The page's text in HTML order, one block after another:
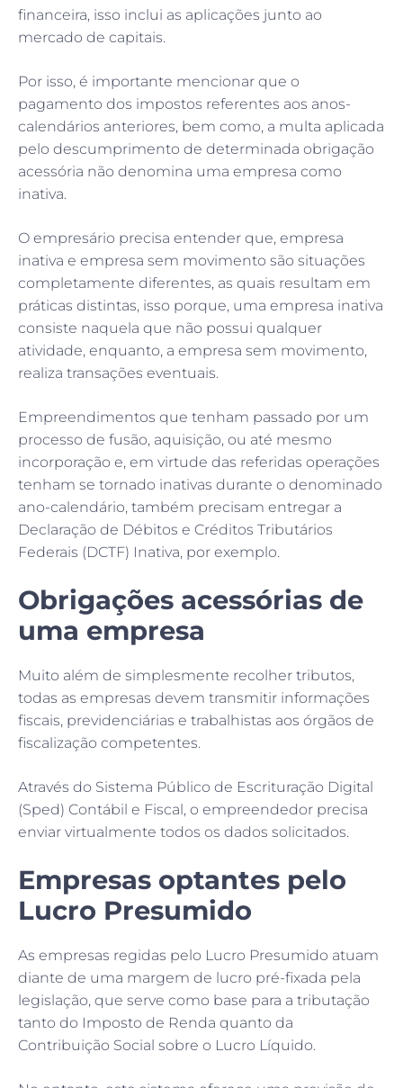
financeira, isso inclui as aplicações junto ao
mercado de capitais.
Por isso, é importante mencionar que o
pagamento dos impostos referentes aos anos-
calendários anteriores, bem como, a multa aplicada
pelo descumprimento de determinada obrigação
acessória não denomina uma empresa como
inativa.
O empresário precisa entender que, empresa
inativa e empresa sem movimento são situações
completamente diferentes, as quais resultam em
práticas distintas, isso porque, uma empresa inativa
consiste naquela que não possui qualquer
atividade, enquanto, a empresa sem movimento,
realiza transações eventuais.
Empreendimentos que tenham passado por um
processo de fusão, aquisição, ou até mesmo
incorporação e, em virtude das referidas operações
tenham se tornado inativas durante o denominado
ano-calendário, também precisam entregar a
Declaração de Débitos e Créditos Tributários
Federais (DCTF) Inativa, por exemplo.
Obrigações acessórias de
uma empresa
Muito além de simplesmente recolher tributos,
todas as empresas devem transmitir informações
fiscais, previdenciárias e trabalhistas aos órgãos de
fiscalização competentes.
Através do Sistema Público de Escrituração Digital
(Sped) Contábil e Fiscal, o empreendedor precisa
enviar virtualmente todos os dados solicitados.
Empresas optantes pelo
Lucro Presumido
As empresas regidas pelo Lucro Presumido atuam
diante de uma margem de lucro pré-fixada pela
legislação, que serve como base para a tributação
tanto do Imposto de Renda quanto da
Contribuição Social sobre o Lucro Líquido.